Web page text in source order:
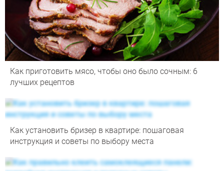
Как приготовить мясо, чтобы оно было сочным: 6
лучших рецептов
Как установить бризер в квартире: пошаговая
инструкция и советы по выбору места